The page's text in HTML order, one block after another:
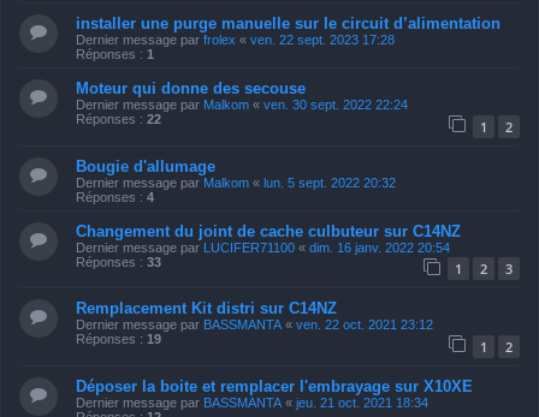
installer une purge manuelle sur le circuit d’alimentation
Dernier message par frolex « ven. 22 sept. 2023 17:28
Réponses : 1
Moteur qui donne des secouse
Dernier message par Malkom « ven. 30 sept. 2022 22:24
Réponses : 22 1 2
Bougie d'allumage
Dernier message par Malkom « lun. 5 sept. 2022 20:32
Réponses : 4
Changement du joint de cache culbuteur sur C14NZ
Dernier message par LUCIFER71100 « dim. 16 janv. 2022 20:54
Réponses : 33 1 2 3
Remplacement Kit distri sur C14NZ
Dernier message par BASSMANTA « ven. 22 oct. 2021 23:12
Réponses : 19 1 2
Déposer la boite et remplacer l'embrayage sur X10XE
Dernier message par BASSMANTA « jeu. 21 oct. 2021 18:34